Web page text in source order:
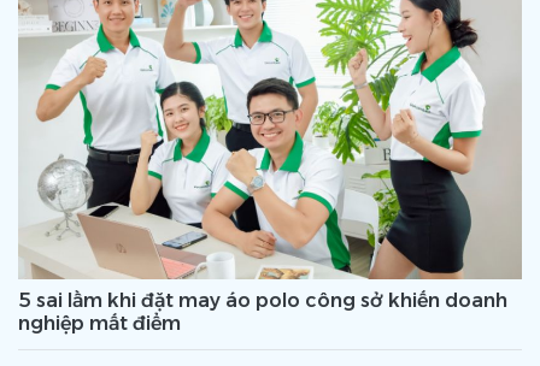
5 sai lầm khi đặt may áo polo công sở khiến doanh
nghiệp mất điểm